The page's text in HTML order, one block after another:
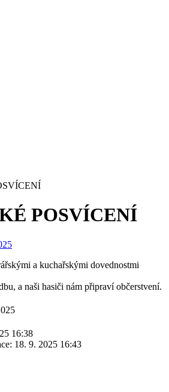
POSVÍCENÍ
a kuchařskými dovednostmi
a naši hasiči nám připraví občerstvení.
16:38
18. 9. 2025 16:43